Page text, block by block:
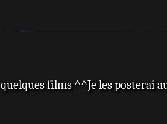
films ^^Je les posterai